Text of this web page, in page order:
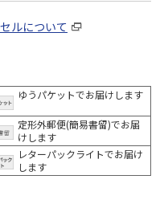
ルについて
ゆうパケットでお届けします
定形外郵便(簡易書留)でお届
けします
レターパックライトでお届け
します